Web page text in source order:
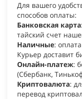
Для вашего
способов оплаты:
Банковская карта
тайский счет
Наличные:
Курьер доставит
Онлайн-платеж:
(Сбербанк,
Криптовалюта:
перевод